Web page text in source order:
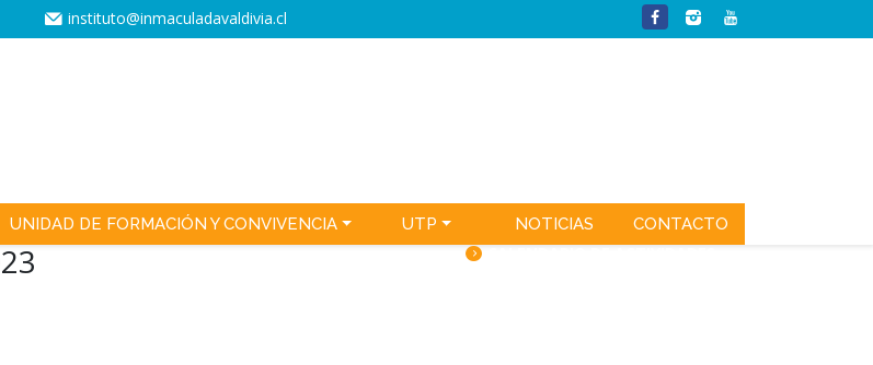
instituto@inmaculadavaldivia.cl
UNIDAD DE FORMACIÓN Y CONVIVENCIA UTP NOTICIAS CONTACTO